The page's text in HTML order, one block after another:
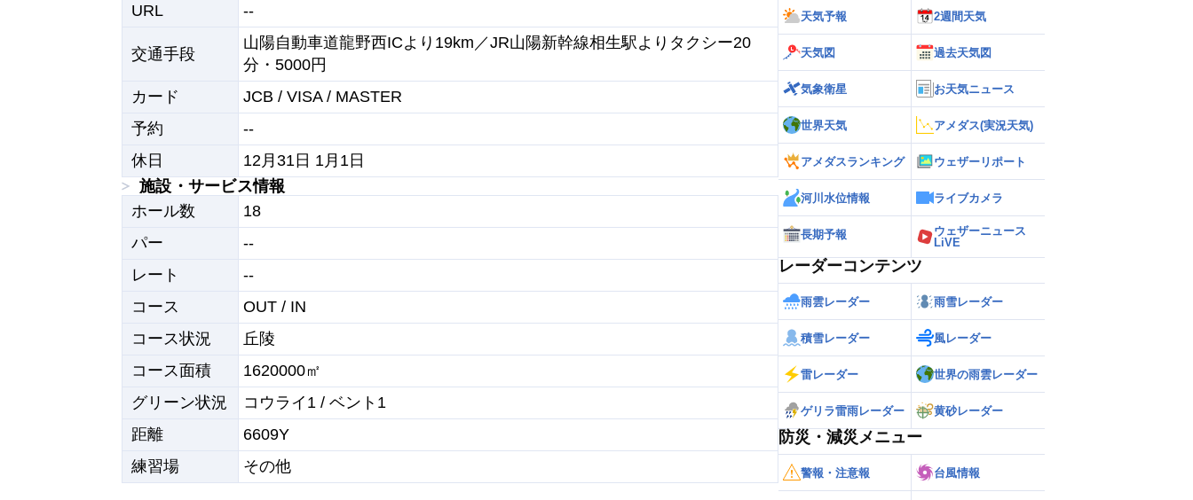
URL
--
交通手段
山陽自動車道龍野西ICより19km／JR山陽新幹線相生駅よりタクシー20
分・5000円
カード
JCB / VISA / MASTER
予約
--
休日
12月31日 1月1日
施設・サービス情報
ホール数
18
パー
--
レート
--
コース
OUT / IN
コース状況
丘陵
コース面積
1620000㎡
グリーン状況
コウライ1 / ベント1
距離
6609Y
練習場
その他
天気予報 2週間天気
天気図 過去天気図
気象衛星 お天気ニュース
世界天気 アメダス(実況天気)
アメダスランキング ウェザーリポート
河川水位情報 ライブカメラ
長期予報
ウェザーニュース
LiVE
レーダーコンテンツ
雨雲レーダー 雨雪レーダー
積雪レーダー 風レーダー
雷レーダー 世界の雨雲レーダー
ゲリラ雷雨レーダー 黄砂レーダー
防災・減災メニュー
警報・注意報 台風情報